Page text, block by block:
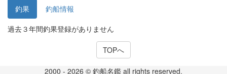
釣果
釣船情報
過去３年間釣果登録がありません
TOPへ
2000 - 2026 © 釣船名鑑 all rights reserved.